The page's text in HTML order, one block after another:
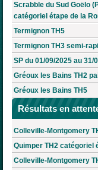
Scrabble du Sud Goëlo
catégoriel étape de la
Termignon TH5
Termignon TH3 semi-
SP du 01/09/2025 au 31/
Gréoux les Bains TH2
Gréoux les Bains TH5
Résultats en
Colleville-Montgomery
Quimper TH2 catégoriel
Colleville-Montgomery